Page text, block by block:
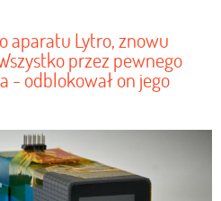
aparatu Lytro, znowu
przez pewnego
- odblokował on jego